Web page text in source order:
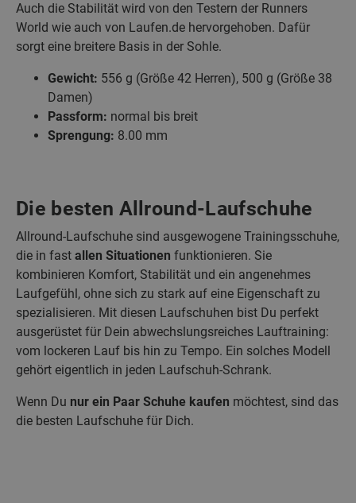
Auch die Stabilität wird von den Testern der Runners
World wie auch von Laufen.de hervorgehoben. Dafür
sorgt eine breitere Basis in der Sohle.
Gewicht: 556 g (Größe 42 Herren), 500 g (Größe 38
Damen)
Passform: normal bis breit
Sprengung: 8.00 mm
Die besten Allround-Laufschuhe
Allround-Laufschuhe sind ausgewogene Trainingsschuhe,
die in fast allen Situationen funktionieren. Sie
kombinieren Komfort, Stabilität und ein angenehmes
Laufgefühl, ohne sich zu stark auf eine Eigenschaft zu
spezialisieren. Mit diesen Laufschuhen bist Du perfekt
ausgerüstet für Dein abwechslungsreiches Lauftraining:
vom lockeren Lauf bis hin zu Tempo. Ein solches Modell
gehört eigentlich in jeden Laufschuh-Schrank.
Wenn Du nur ein Paar Schuhe kaufen möchtest, sind das
die besten Laufschuhe für Dich.